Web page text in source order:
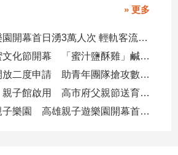
» 更多
全台最大親子樂園開幕首日湧3萬人次 輕軌客流增20倍
大崗山龍眼蜂蜜文化節開幕 「蜜汁鹽酥雞」鹹甜跨界搶話題
青創參展補助開放二度申請 助青年團隊搶攻數位轉型商機
阿蓮崗山公托、親子館啟用 高市府父親節送育兒暖禮
火車醫院變身親子樂園 高雄親子遊樂園開幕首日爆棚